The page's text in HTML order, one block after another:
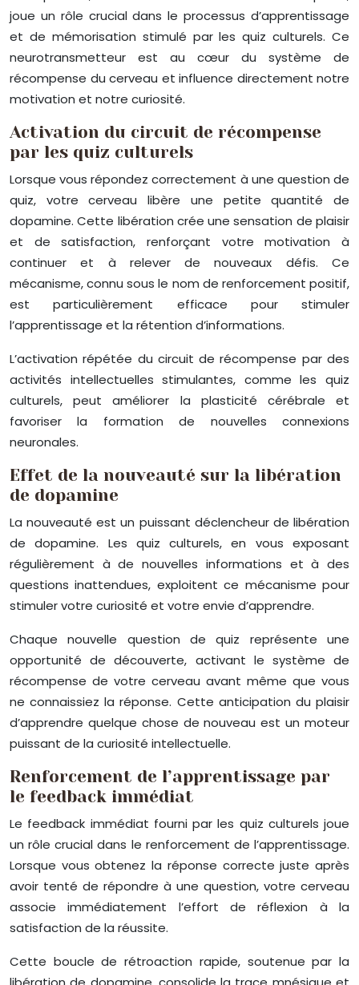
joue un rôle crucial dans le processus d’apprentissage
et de mémorisation stimulé par les quiz culturels. Ce
neurotransmetteur est au cœur du système de
récompense du cerveau et influence directement notre
motivation et notre curiosité.
Activation du circuit de récompense
par les quiz culturels
Lorsque vous répondez correctement à une question de
quiz, votre cerveau libère une petite quantité de
dopamine. Cette libération crée une sensation de plaisir
et de satisfaction, renforçant votre motivation à
continuer et à relever de nouveaux défis. Ce
mécanisme, connu sous le nom de renforcement positif,
est particulièrement efficace pour stimuler
l’apprentissage et la rétention d’informations.
L’activation répétée du circuit de récompense par des
activités intellectuelles stimulantes, comme les quiz
culturels, peut améliorer la plasticité cérébrale et
favoriser la formation de nouvelles connexions
neuronales.
Effet de la nouveauté sur la libération
de dopamine
La nouveauté est un puissant déclencheur de libération
de dopamine. Les quiz culturels, en vous exposant
régulièrement à de nouvelles informations et à des
questions inattendues, exploitent ce mécanisme pour
stimuler votre curiosité et votre envie d’apprendre.
Chaque nouvelle question de quiz représente une
opportunité de découverte, activant le système de
récompense de votre cerveau avant même que vous
ne connaissiez la réponse. Cette anticipation du plaisir
d’apprendre quelque chose de nouveau est un moteur
puissant de la curiosité intellectuelle.
Renforcement de l’apprentissage par
le feedback immédiat
Le feedback immédiat fourni par les quiz culturels joue
un rôle crucial dans le renforcement de l’apprentissage.
Lorsque vous obtenez la réponse correcte juste après
avoir tenté de répondre à une question, votre cerveau
associe immédiatement l’effort de réflexion à la
satisfaction de la réussite.
Cette boucle de rétroaction rapide, soutenue par la